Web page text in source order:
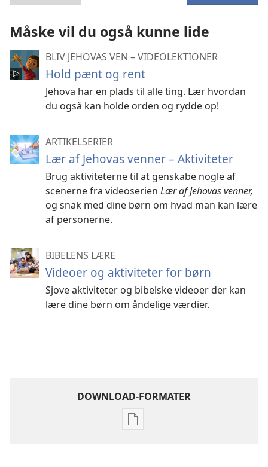
Måske vil du også kunne lide
BLIV JEHOVAS VEN – VIDEOLEKTIONER
Hold pænt og rent
Jehova har en plads til alle ting. Lær hvordan
du også kan holde orden og rydde op!
ARTIKELSERIER
Lær af Jehovas venner – Aktiviteter
Brug aktiviteterne til at genskabe nogle af
scenerne fra videoserien Lær af Jehovas venner,
og snak med dine børn om hvad man kan lære
af personerne.
BIBELENS LÆRE
Videoer og aktiviteter for børn
Sjove aktiviteter og bibelske videoer der kan
lære dine børn om åndelige værdier.
DOWNLOAD-FORMATER
Indstillinger